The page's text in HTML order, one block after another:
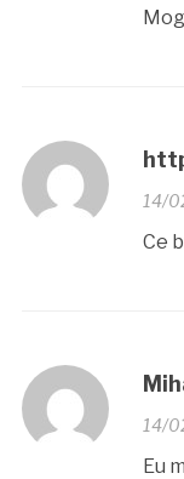
14/
Ce
14/
Eu